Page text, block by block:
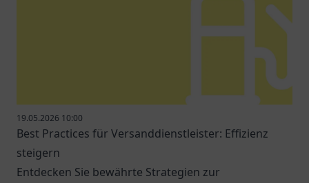
19.05.2026 10:00
Best Practices für Versanddienstleister: Effizienz
steigern
Entdecken Sie bewährte Strategien zur